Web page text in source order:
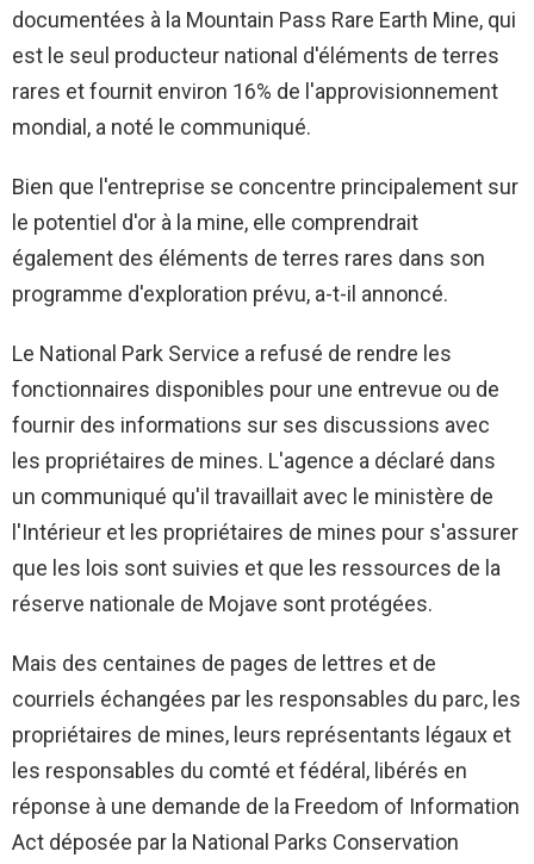
documentées à la Mountain Pass Rare Earth Mine, qui
est le seul producteur national d'éléments de terres
rares et fournit environ 16% de l'approvisionnement
mondial, a noté le communiqué.
Bien que l'entreprise se concentre principalement sur
le potentiel d'or à la mine, elle comprendrait
également des éléments de terres rares dans son
programme d'exploration prévu, a-t-il annoncé.
Le National Park Service a refusé de rendre les
fonctionnaires disponibles pour une entrevue ou de
fournir des informations sur ses discussions avec
les propriétaires de mines. L'agence a déclaré dans
un communiqué qu'il travaillait avec le ministère de
l'Intérieur et les propriétaires de mines pour s'assurer
que les lois sont suivies et que les ressources de la
réserve nationale de Mojave sont protégées.
Mais des centaines de pages de lettres et de
courriels échangées par les responsables du parc, les
propriétaires de mines, leurs représentants légaux et
les responsables du comté et fédéral, libérés en
réponse à une demande de la Freedom of Information
Act déposée par la National Parks Conservation